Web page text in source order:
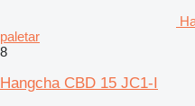
paletar
8
Hangcha CBD 15 JC1-I